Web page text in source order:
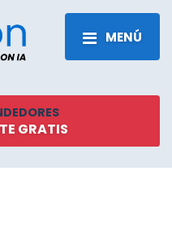
MENÚ
GRATIS